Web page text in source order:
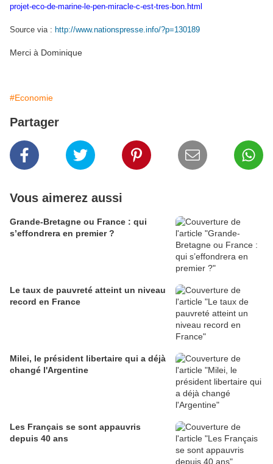
projet-eco-de-marine-le-pen-miracle-c-est-tres-bon.html
Source via : http://www.nationspresse.info/?p=130189
Merci à Dominique
#Economie
Partager
Vous aimerez aussi
Grande-Bretagne ou France : qui
s’effondrera en premier ?
Le taux de pauvreté atteint un niveau
record en France
Milei, le président libertaire qui a déjà
changé l'Argentine
Les Français se sont appauvris
depuis 40 ans